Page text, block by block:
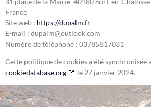
France
Site web : https://dupalm.fr
E-mail : dupalm@outlook.com
Numéro de téléphone : 03785817031
Cette politique de cookies a été synchronisée
cookiedatabase.org
le 27 janvier 2024.